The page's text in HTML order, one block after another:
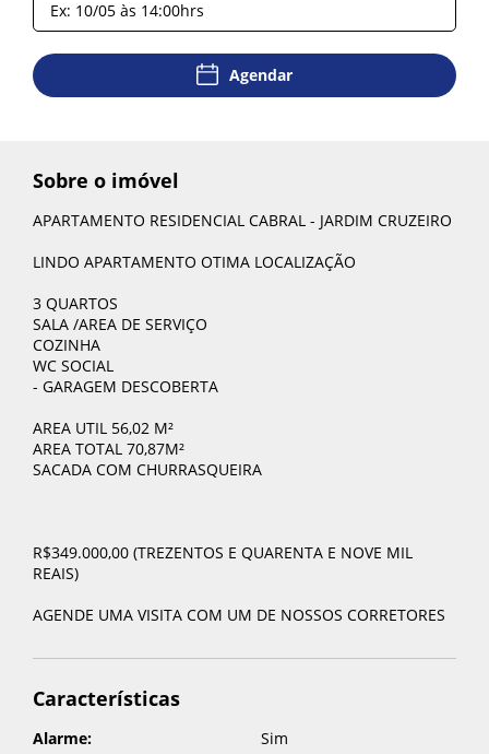
Agendar
Sobre o imóvel
APARTAMENTO RESIDENCIAL CABRAL - JARDIM CRUZEIRO
LINDO APARTAMENTO OTIMA LOCALIZAÇÃO
3 QUARTOS
SALA /AREA DE SERVIÇO
COZINHA
WC SOCIAL
- GARAGEM DESCOBERTA
AREA UTIL 56,02 M²
AREA TOTAL 70,87M²
SACADA COM CHURRASQUEIRA
R$349.000,00 (TREZENTOS E QUARENTA E NOVE MIL
REAIS)
AGENDE UMA VISITA COM UM DE NOSSOS CORRETORES
Características
Alarme:
Sim